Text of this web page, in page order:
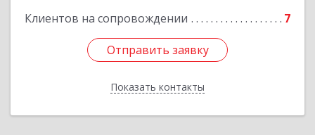
Клиентов на сопровождении 7
Отправить заявку
Показать контакты
Подробнее
Отправить заявку
Назад